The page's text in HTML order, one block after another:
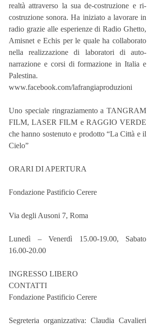
realtà attraverso la sua de-costruzione e ri-
costruzione sonora. Ha iniziato a lavorare in
radio grazie alle esperienze di Radio Ghetto,
Amisnet e Echis per le quale ha collaborato
nella realizzazione di laboratori di auto-
narrazione e corsi di formazione in Italia e
Palestina.
www.facebook.com/lafrangiaproduzioni
Uno speciale ringraziamento a TANGRAM
FILM, LASER FILM e RAGGIO VERDE
che hanno sostenuto e prodotto “La Città e il
Cielo”
ORARI DI APERTURA
Fondazione Pastificio Cerere
Via degli Ausoni 7, Roma
Lunedì – Venerdì 15.00-19.00, Sabato
16.00-20.00
INGRESSO LIBERO
CONTATTI
Fondazione Pastificio Cerere
Segreteria organizzativa: Claudia Cavalieri